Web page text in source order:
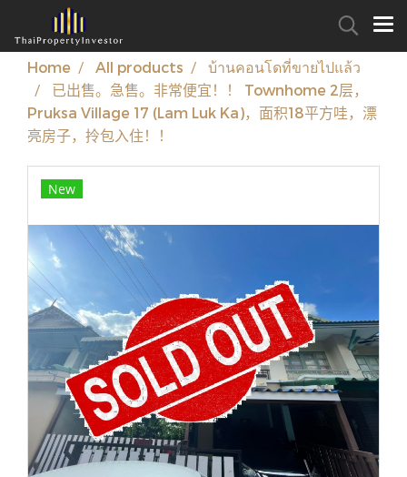
Home All products
บ้านคอนโดที่ขายไปแล้ว
已出售。急售。非常便宜！！ Townhome 2层，
Pruksa Village 17 (Lam Luk Ka)，面积18平方哇，漂
亮房子，拎包入住！！
New